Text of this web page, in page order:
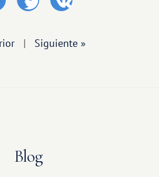
| Siguiente »
Blog